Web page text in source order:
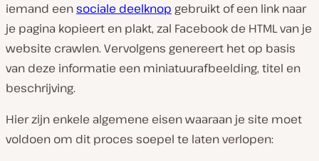
iemand eensociale deelknop gebruikt of een link naar
je pagina kopieert en plakt, zal Facebook de HTML van je
website crawlen. Vervolgens genereert het op basis
van deze informatie een miniatuurafbeelding, titel en
beschrijving.
Hier zijn enkele algemene eisen waaraan je site moet
voldoen om dit proces soepel te laten verlopen: